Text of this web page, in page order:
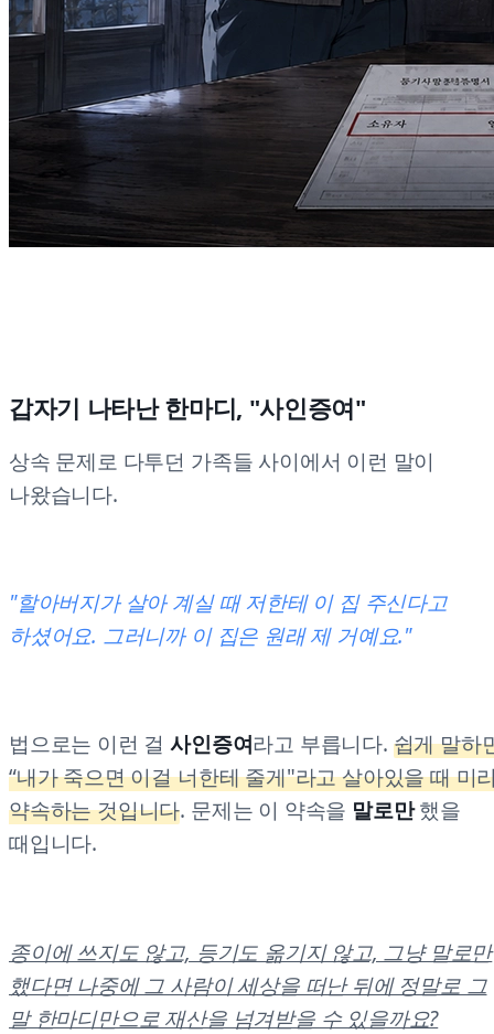
갑자기 나타난 한마디, "사인증여"
상속 문제로 다투던 가족들 사이에서 이런 말이
나왔습니다.
"할아버지가 살아 계실 때 저한테 이 집 주신다고
하셨어요. 그러니까 이 집은 원래 제 거예요."
법으로는 이런 걸사인증여라고 부릅니다. 쉽게 말하
“내가 죽으면 이걸 너한테 줄게"라고 살아있을 때 미
약속하는 것입니다. 문제는 이 약속을 말로만했을
때입니다.
종이에 쓰지도 않고, 등기도 옮기지 않고, 그냥 말로만
했다면 나중에 그 사람이 세상을 떠난 뒤에 정말로 그
말 한마디만으로 재산을 넘겨받을 수 있을까요?